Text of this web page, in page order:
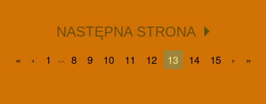
NASTĘPNA STRONA
« ‹ 1 ... 8 9 10 11 12 13 14 15 › »